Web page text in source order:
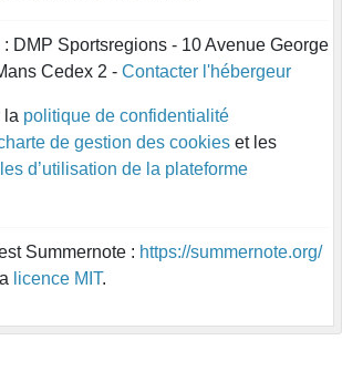
DMP Sportsregions - 10 Avenue George
Cedex 2 - Contacter l'hébergeur
la politique de confidentialité
de gestion des cookies et les
d’utilisation de la plateforme
Summernote : https://summernote.org/
licence MIT.